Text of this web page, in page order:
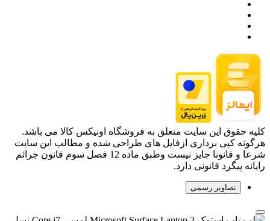
کلیه حقوق این سایت متعلق به فروشگاه اونیکس کالا می باشد.
هرگونه کپی برداری ازفایل های طراحی شده و مطالب این سایت
شرعا و قانونا جایز نیست وطبق ماده 12 فصل سوم قانون جرائم
رایانه پیگرد قانونی دارد.
تصاویر رسمی